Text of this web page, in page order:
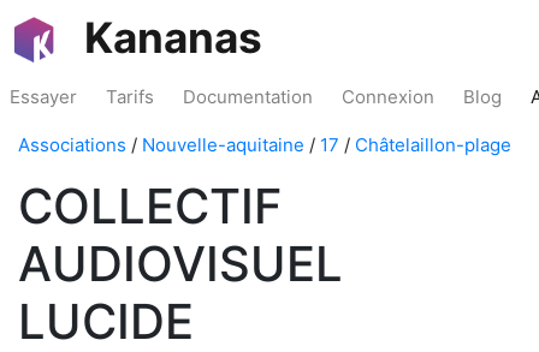
Kananas
Essayer Tarifs Documentation Connexion Blog
Associations / Nouvelle-aquitaine / 17 / Châtelaillon-plage
COLLECTIF
AUDIOVISUEL
LUCIDE